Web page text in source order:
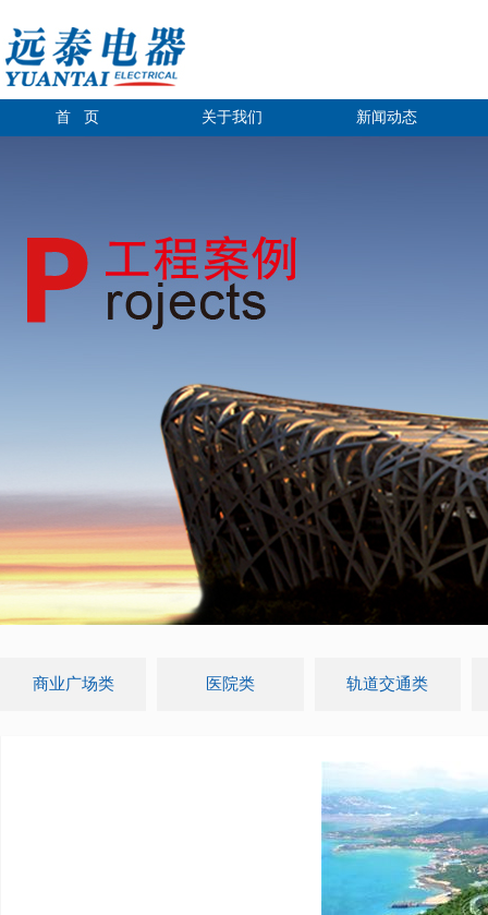
首 页 关于我们 新闻动态
商业广场类 医院类 轨道交通类